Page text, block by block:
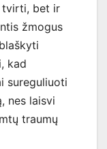
tvirti, bet ir
žmogus
kad
sureguliuoti
nes laisvi
traumų